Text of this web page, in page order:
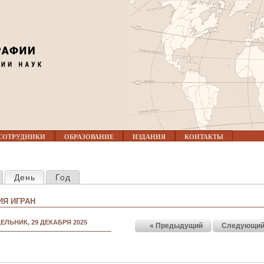
Jump to navigation
ОБРАЗОВАНИЕ ИЗДАНИЯ КОНТАКТЫ
День (активная вкладка)
Год
ИГРАН
29 ДЕКАБРЯ 2025 « Предыдущий